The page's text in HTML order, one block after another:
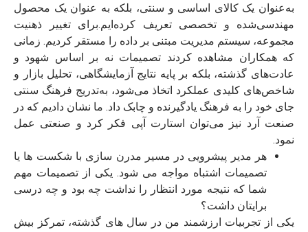
به‌عنوان یک کالای اساسی و سنتی، بلکه به‌ عنوان یک محصول
مهندسی‌شده و تخصصی تعریف کرده‌ایم.برای تغییر ذهنیت
مجموعه، سیستم مدیریت مبتنی بر داده را مستقر کردیم. زمانی
که همکاران مشاهده کردند تصمیمات نه بر اساس شهود و
عادت‌های گذشته، بلکه بر پایه نتایج آزمایشگاهی، تحلیل بازار و
شاخص‌های کلیدی عملکرد اتخاذ می‌شود، به‌تدریج فرهنگ سنتی
جای خود را به فرهنگ یادگیرنده و چابک داد. ما نشان دادیم که در
صنعت آرد نیز می‌توان استارت‌ آپی فکر کرد و صنعتی عمل
نمود.
هر مدیر پیشرویی در مسیر مدرن‌ سازی با شکست‌ ها یا
تصمیمات اشتباه مواجه می‌ شود. یکی از تصمیمات مهم
شما که نتیجه مورد انتظار را نداشت چه بود و چه درسی
برایتان داشت؟
یکی از تجربیات ارزشمند من در سال‌ های گذشته، تمرکز بیش